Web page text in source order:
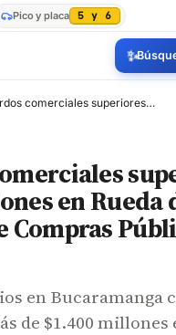
Pico y placa 5 y 6
✨
Acuerdos comerciales superiores a 1.400 millones en Rueda de Negocios de Compras Público Privadas
en Rueda
Compras
en Bucaramanga
de $1.400 millones